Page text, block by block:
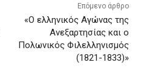
Επόμενο άρθρο
«Ο ελληνικός Αγώνας της
Ανεξαρτησίας και ο
Πολωνικός Φιλελληνισμός
(1821-1833)»